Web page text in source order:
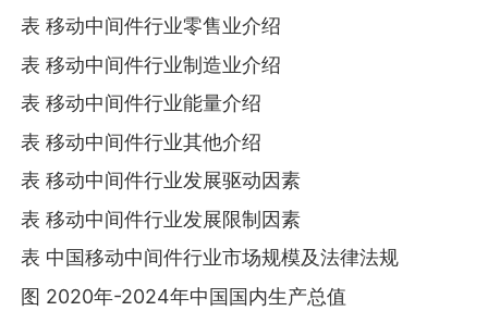
表 移动中间件行业零售业介绍
表 移动中间件行业制造业介绍
表 移动中间件行业能量介绍
表 移动中间件行业其他介绍
表 移动中间件行业发展驱动因素
表 移动中间件行业发展限制因素
表 中国移动中间件行业市场规模及法律法规
图 2020年-2024年中国国内生产总值